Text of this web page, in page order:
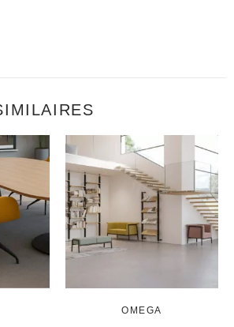
OMEGA